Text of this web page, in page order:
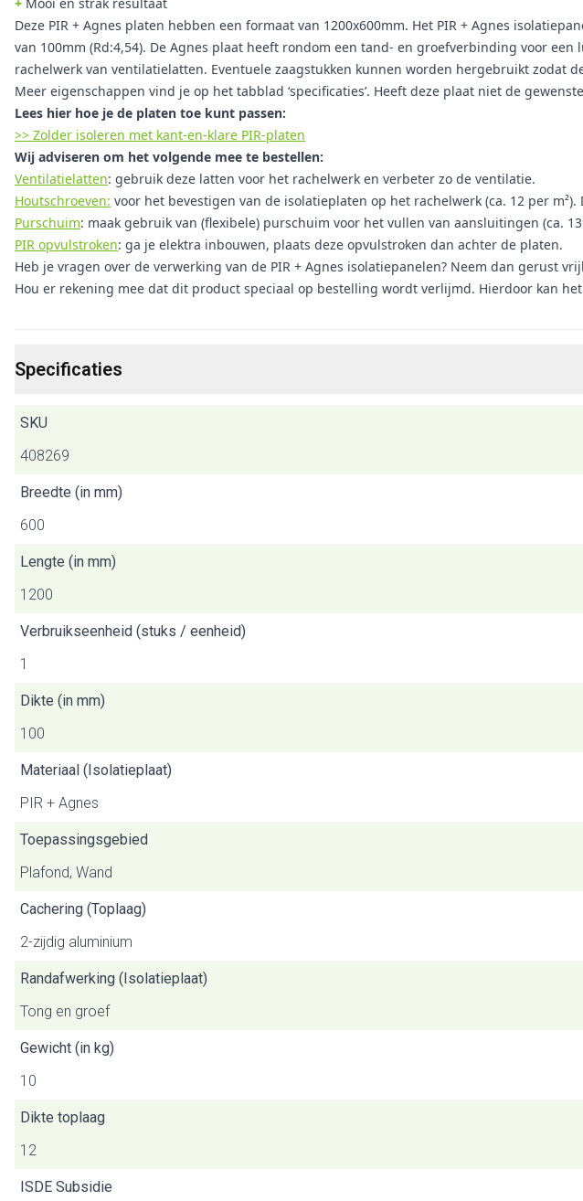
Deze PIR + Agnes platen hebben een formaat van 1200x600mm. Het PIR + Agnes
van 100mm (Rd:4,54). De Agnes plaat heeft rondom een tand- en groefverbinding voor
rachelwerk van ventilatielatten. Eventuele zaagstukken kunnen worden hergebruikt zodat
Meer eigenschappen vind je op het tabblad ‘specificaties’. Heeft deze plaat niet de
Lees hier hoe je de platen toe kunt passen:
>> Zolder isoleren met kant-en-klare PIR-platen
Wij adviseren om het volgende mee te bestellen:
Ventilatielatten: gebruik deze latten voor het rachelwerk en verbeter zo de ventilatie.
Houtschroeven: voor het bevestigen van de isolatieplaten op het rachelwerk (ca. 12 per
Purschuim: maak gebruik van (flexibele) purschuim voor het vullen van aansluitingen (ca.
PIR opvulstroken: ga je elektra inbouwen, plaats deze opvulstroken dan achter de platen.
Heb je vragen over de verwerking van de PIR + Agnes isolatiepanelen? Neem dan gerust
Hou er rekening mee dat dit product speciaal op bestelling wordt verlijmd. Hierdoor kan
Specificaties
SKU
408269
Breedte (in mm)
600
Lengte (in mm)
1200
Verbruikseenheid (stuks / eenheid)
1
Dikte (in mm)
100
Materiaal (Isolatieplaat)
PIR + Agnes
Toepassingsgebied
Plafond, Wand
Cachering (Toplaag)
2-zijdig aluminium
Randafwerking (Isolatieplaat)
Tong en groef
Gewicht (in kg)
10
Dikte toplaag
12
ISDE Subsidie